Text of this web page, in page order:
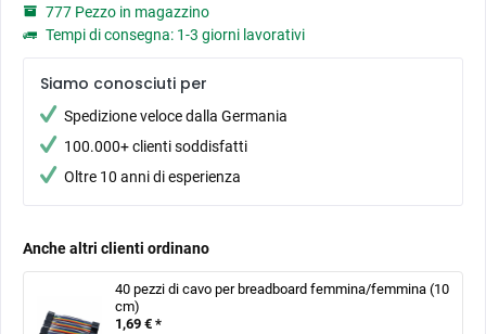
777 Pezzo in magazzino
Tempi di consegna: 1-3 giorni lavorativi
Siamo conosciuti per
Spedizione veloce dalla Germania
100.000+ clienti soddisfatti
Oltre 10 anni di esperienza
Anche altri clienti ordinano
40 pezzi di cavo per breadboard femmina/femmina (10
cm)
1,69 € *